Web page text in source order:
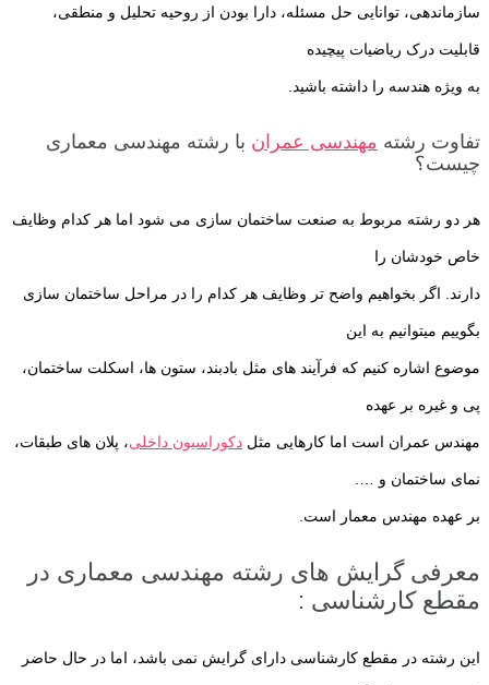
سازماندهی، توانایی حل مسئله، دارا بودن از روحیه تحلیل و منطقی،
قابلیت درک ریاضیات پیچیده
به ویژه هندسه را داشته باشید.
تفاوت رشته مهندسی عمران با رشته مهندسی معماری
چیست؟
هر دو رشته مربوط به صنعت ساختمان سازی می شود اما هر کدام وظایف
خاص خودشان را
دارند. اگر بخواهیم واضح تر وظایف هر کدام را در مراحل ساختمان سازی
بگوییم میتوانیم به این
موضوع اشاره کنیم که فرآیند های مثل بادبند، ستون ها، اسکلت ساختمان،
پی و غیره بر عهده
مهندس عمران است اما کارهایی مثل دکوراسیون داخلی، پلان های طبقات،
نمای ساختمان و ….
بر عهده مهندس معمار است.
معرفی گرایش های رشته مهندسی معماری در
مقطع کارشناسی :
این رشته در مقطع کارشناسی دارای گرایش نمی باشد، اما در حال حاضر